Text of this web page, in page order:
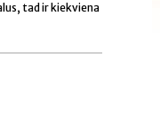
tad ir kiekviena